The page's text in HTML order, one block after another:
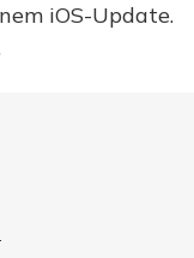
iOS-Update.